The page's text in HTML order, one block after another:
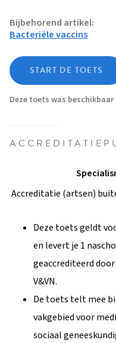
Bijbehorend artikel
Bacteriële vaccins
START DE TOETS
Deze toets was
Accreditatie (artsen)
Deze toets geldt
en levert je 1
geaccrediteerd door
V&VN.
De toets telt mee
vakgebied voor
sociaal